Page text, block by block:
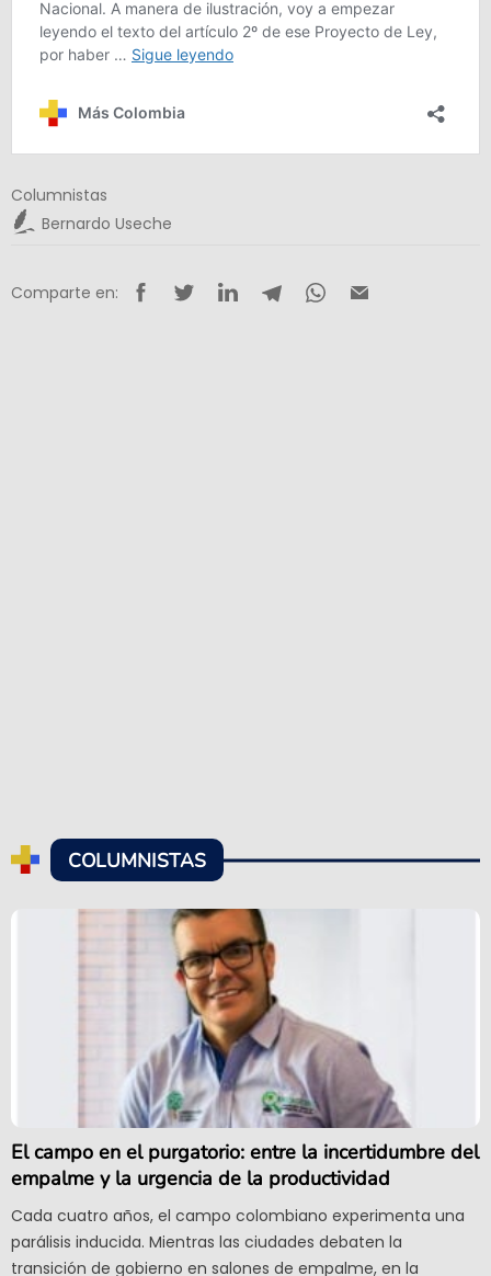
Columnistas
Bernardo Useche
Comparte en:
COLUMNISTAS
El campo en el purgatorio: entre la incertidumbre del
empalme y la urgencia de la productividad
Cada cuatro años, el campo colombiano experimenta una
parálisis inducida. Mientras las ciudades debaten la
transición de gobierno en salones de empalme, en la